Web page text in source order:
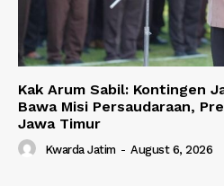
Kak Arum Sabil: Kontingen
Bawa Misi Persaudaraan,
Jawa Timur
Kwarda Jatim - August 6, 2026